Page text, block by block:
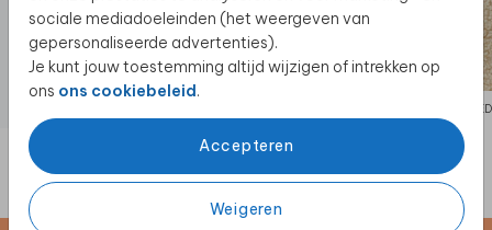
sociale mediadoeleinden (het weergeven van
gepersonaliseerde advertenties).
Je kunt jouw toestemming altijd wijzigen of intrekken op
ons ons cookiebeleid.
Accepteren
Weigeren